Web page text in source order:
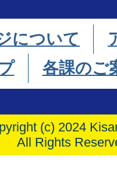
について
各課のご
(c) 2024
All Rights